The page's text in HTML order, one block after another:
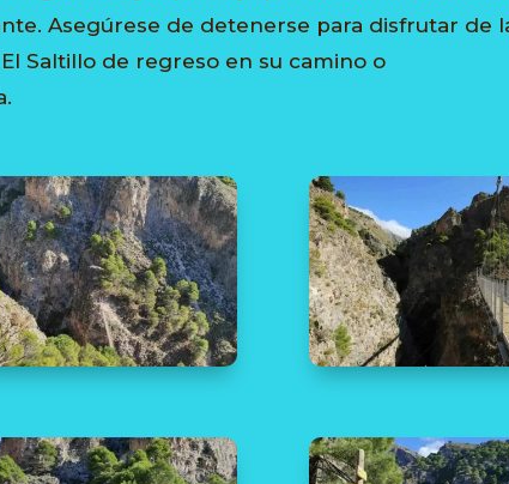
Asegúrese de detenerse para disfrutar de
Saltillo de regreso en su camino o